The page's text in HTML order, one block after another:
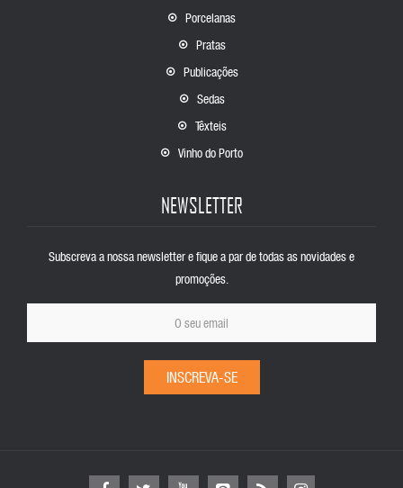
Porcelanas
Pratas
Publicações
Sedas
Têxteis
Vinho do Porto
NEWSLETTER
Subscreva a nossa newsletter e fique a par de todas as novidades e
promoções.
INSCREVA-SE